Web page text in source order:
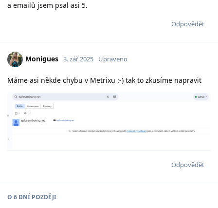
a emailů jsem psal asi 5.
Odpovědět
Monigues 3. zář 2025 Upraveno
Máme asi někde chybu v Metrixu :-) tak to zkusíme napravit
Odpovědět
O 6 DNÍ POZDĚJI